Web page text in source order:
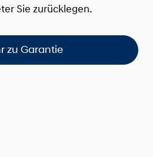
Sie zurücklegen.
zu Garantie